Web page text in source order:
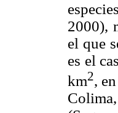
2000),
el que
es el
km2,